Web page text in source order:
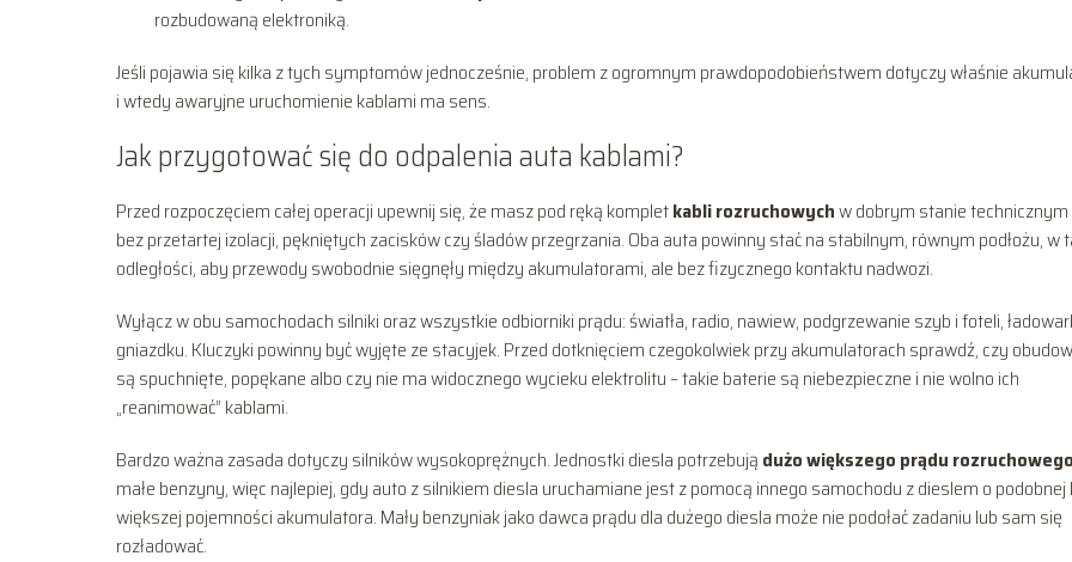
rozbudowaną elektroniką.
Jeśli pojawia się kilka z tych symptomów jednocześnie, problem z ogromnym prawdopodobieństwem dotyczy właśnie
i wtedy awaryjne uruchomienie kablami ma sens.
Jak przygotować się do odpalenia auta kablami?
Przed rozpoczęciem całej operacji upewnij się, że masz pod ręką kompletkabli rozruchowychw dobrym stanie technicznym
bez przetartej izolacji, pękniętych zacisków czy śladów przegrzania. Oba auta powinny stać na stabilnym, równym podłożu, w
odległości, aby przewody swobodnie sięgnęły między akumulatorami, ale bez fizycznego kontaktu nadwozi.
Wyłącz w obu samochodach silniki oraz wszystkie odbiorniki prądu: światła, radio, nawiew, podgrzewanie szyb i foteli,
gniazdku. Kluczyki powinny być wyjęte ze stacyjek. Przed dotknięciem czegokolwiek przy akumulatorach sprawdź, czy
są spuchnięte, popękane albo czy nie ma widocznego wycieku elektrolitu – takie baterie są niebezpieczne i nie wolno ich
„reanimować” kablami.
Bardzo ważna zasada dotyczy silników wysokoprężnych. Jednostki diesla potrzebują dużo większego prądu rozruchowego
małe benzyny, więc najlepiej, gdy auto z silnikiem diesla uruchamiane jest z pomocą innego samochodu z dieslem o podobnej
większej pojemności akumulatora. Mały benzyniak jako dawca prądu dla dużego diesla może nie podołać zadaniu lub sam się
rozładować.